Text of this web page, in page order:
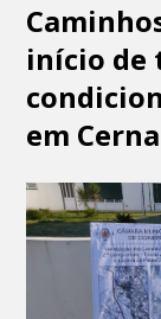
início de
em